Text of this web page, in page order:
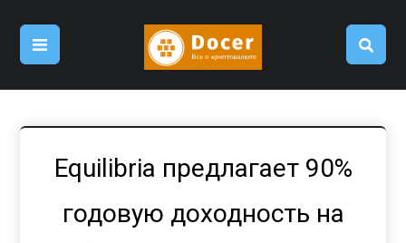
Equilibria предлагает 90%
годовую доходность на